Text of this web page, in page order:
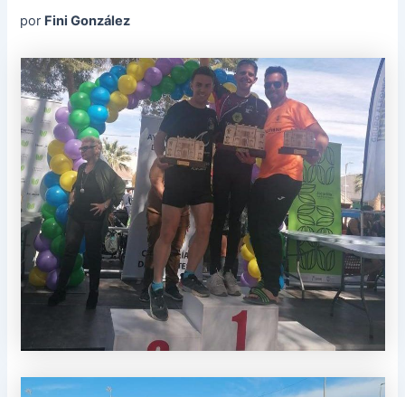
por Fini González